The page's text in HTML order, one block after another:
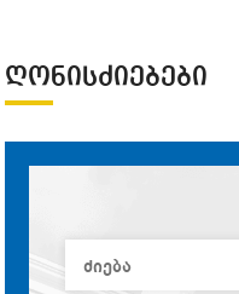
ᲦᲝᲜᲘᲡᲫᲘᲔᲑᲔᲑᲘ